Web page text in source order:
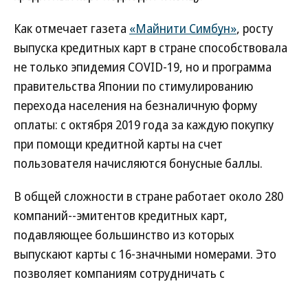
Как отмечает газета «Майнити Симбун», росту
выпуска кредитных карт в стране способствовала
не только эпидемия COVID-19, но и программа
правительства Японии по стимулированию
перехода населения на безналичную форму
оплаты: с октября 2019 года за каждую покупку
при помощи кредитной карты на счет
пользователя начисляются бонусные баллы.
В общей сложности в стране работает около 280
компаний--эмитентов кредитных карт,
подавляющее большинство из которых
выпускают карты с 16-значными номерами. Это
позволяет компаниям сотрудничать с